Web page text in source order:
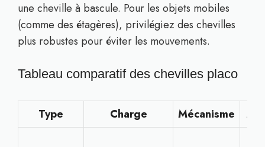
une cheville à bascule. Pour les objets mobiles
(comme des étagères), privilégiez des chevilles
plus robustes pour éviter les mouvements.
Tableau comparatif des chevilles placo
Type Charge Mécanisme